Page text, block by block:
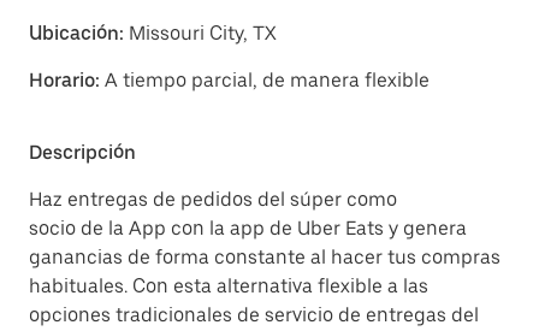
Ubicación: Missouri City, TX
Horario: A tiempo parcial, de manera flexible
Descripción
Haz entregas de pedidos del súper como
socio de la App con la app de Uber Eats y genera
ganancias de forma constante al hacer tus compras
habituales. Con esta alternativa flexible a las
opciones tradicionales de servicio de entregas del